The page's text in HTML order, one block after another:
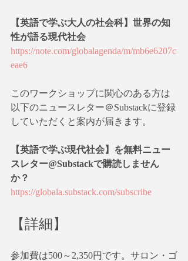
【英語で学ぶ大人の社会科】世界の知
性が語る現代社会
https://note.com/globalagenda/m/mb6e6207c
eae6
このワークショップに関心のある方は
以下のニュースレター＠Substackに登録
していただくと案内が届きます。
【英語で学ぶ現代社会】を無料ニュー
スレター@Substackで購読しません
か？
https://globala.substack.com/subscribe
【詳細】
参加費は500～2,350円です。サロン・ゴ